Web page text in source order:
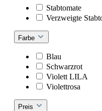
Stabtomate
Verzweigte
Farbe
Blau
Schwarzrot
Violett LILA
Violettrosa
Preis